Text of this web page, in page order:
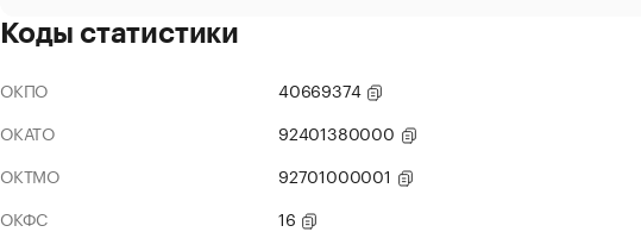
Коды статистики
ОКПО
40669374
ОКАТО
92401380000
ОКТМО
92701000001
ОКФС
16